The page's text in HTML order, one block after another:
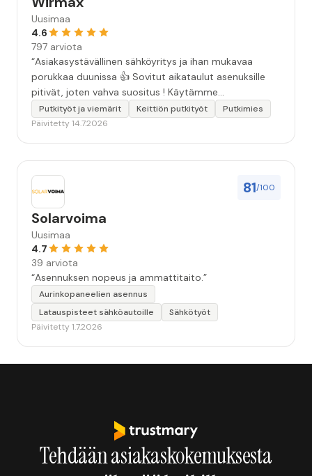
Uusimaa
4.6
797 arviota
“Asiakasystävällinen sähköyritys ja ihan mukavaa
porukkaa duunissa 👍 Sovitut aikataulut asenuksille
pitivät, joten vahva suositus ! Käytämme
seuraavallakin kerralla!”
Putkityöt ja viemärit Keittiön putkityöt
Putkimies
Päivitetty 14.7.2026
81/100
Solarvoima
Uusimaa
4.7
39 arviota
“Asennuksen nopeus ja ammattitaito.”
Aurinkopaneelien asennus
Latauspisteet sähköautoille
Sähkötyöt
Päivitetty 1.7.2026
Tehdään asiakaskokemuksesta